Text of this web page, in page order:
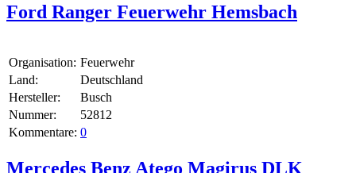
Ford Ranger Feuerwehr Hemsbach
Organisation: Feuerwehr
Land:
Deutschland
Hersteller:
Busch
Nummer:
52812
Kommentare: 0
Mercedes Benz Atego Magirus DLK